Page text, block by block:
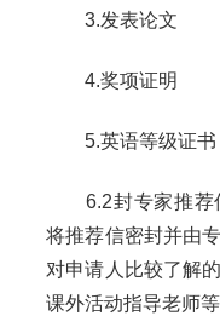
3.发表论文
4.奖项证明
5.英语等级证书
6.2封专家推荐
将推荐信密封并由
对申请人比较了解
课外活动指导老师等